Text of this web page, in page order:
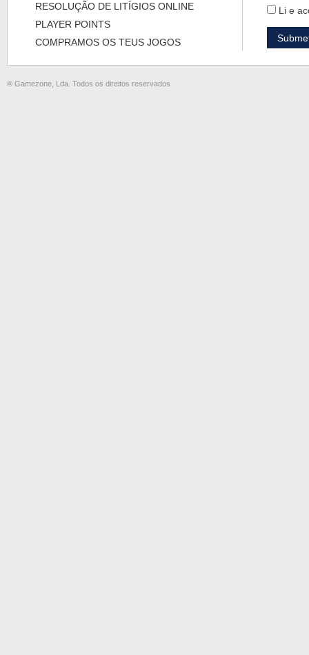
RESOLUÇÃO DE LITÍGIOS ONLINE
PLAYER POINTS
COMPRAMOS OS TEUS JOGOS
Li e
® Gamezone, Lda. Todos os direitos reservados